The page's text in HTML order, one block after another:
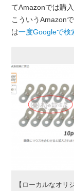
てAmazonでは購
こういうAmazon
は一度Googleで検
【ローカルなオリ